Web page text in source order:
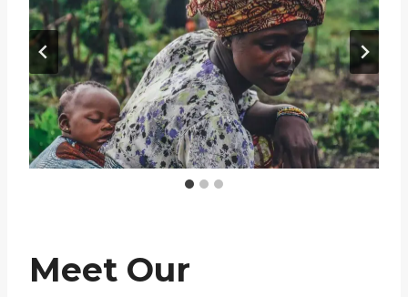
Meet Our